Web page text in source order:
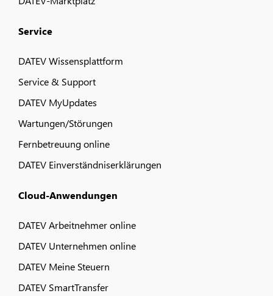
Service
DATEV Wissensplattform
Service & Support
DATEV MyUpdates
Wartungen/Störungen
Fernbetreuung online
DATEV Einverständniserklärungen
Cloud-Anwendungen
DATEV Arbeitnehmer online
DATEV Unternehmen online
DATEV Meine Steuern
DATEV SmartTransfer